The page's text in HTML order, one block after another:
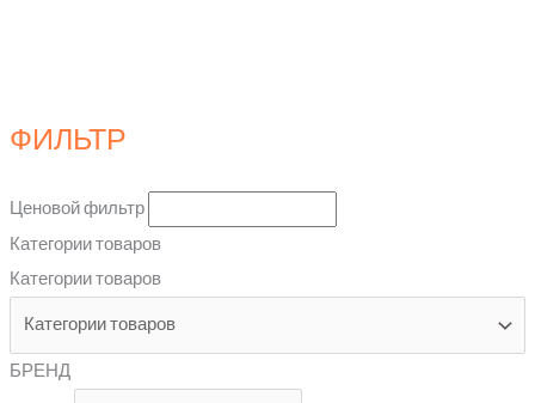
ФИЛЬТР
Ценовой фильтр
Категории товаров
Категории товаров
БРЕНД